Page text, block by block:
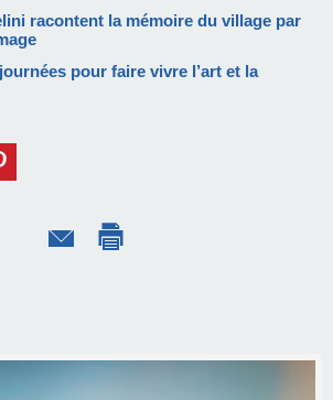
racontent la mémoire du village par
pour faire vivre l’art et la